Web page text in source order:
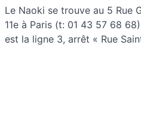
Le Naoki se trouve au 5 Rue
11e à Paris (t: 01 43 57 68
est la ligne 3, arrêt « Rue